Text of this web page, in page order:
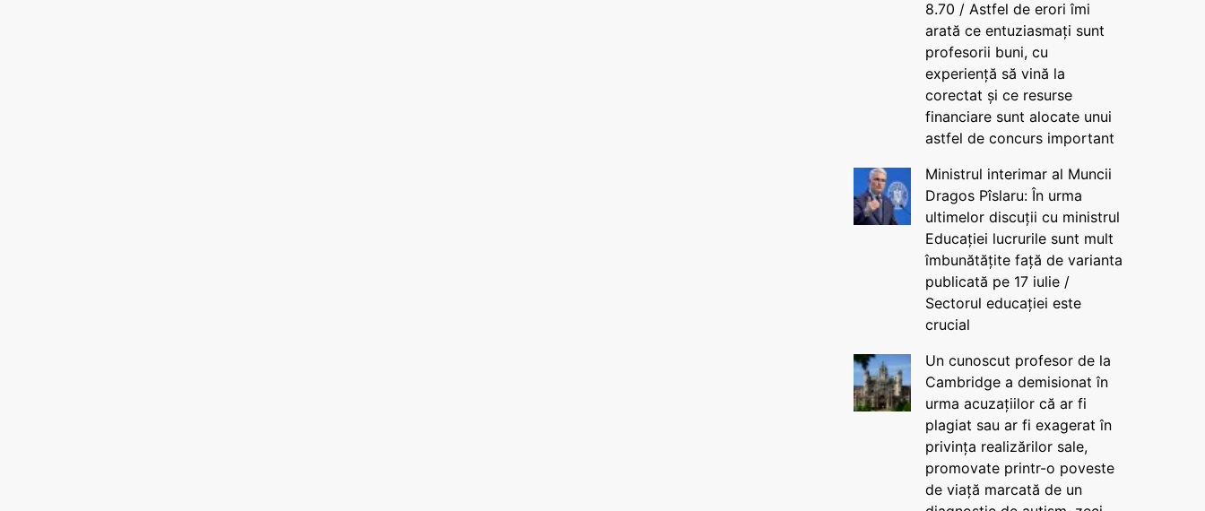
8.70 / Astfel de erori îmi
arată ce entuziasmați sunt
profesorii buni, cu
experiență să vină la
corectat și ce resurse
financiare sunt alocate unui
astfel de concurs important
Ministrul interimar al Muncii
Dragos Pîslaru: În urma
ultimelor discuții cu ministrul
Educației lucrurile sunt mult
îmbunătățite față de varianta
publicată pe 17 iulie /
Sectorul educației este
crucial
Un cunoscut profesor de la
Cambridge a demisionat în
urma acuzațiilor că ar fi
plagiat sau ar fi exagerat în
privința realizărilor sale,
promovate printr-o poveste
de viață marcată de un